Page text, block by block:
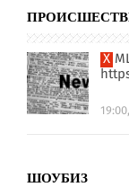
XML error in File:
ШОУБИЗ